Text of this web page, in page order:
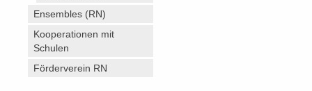
Ensembles (RN)
Kooperationen mit
Schulen
Förderverein RN